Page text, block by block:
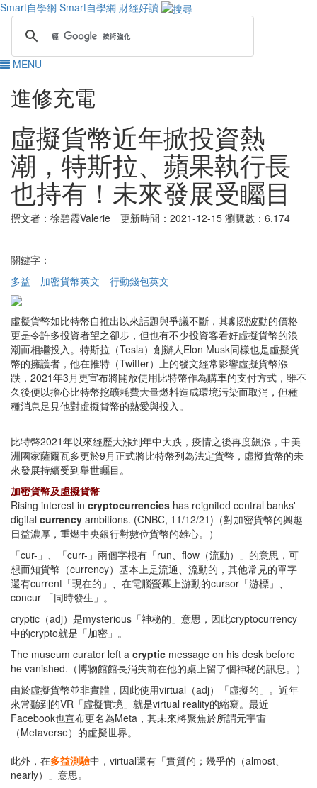
Smart自學網 Smart自學網 財經好讀
MENU
進修充電
虛擬貨幣近年掀投資熱
潮，特斯拉、蘋果執行長
也持有！未來發展受矚目
撰文者：徐碧霞Valerie 更新時間：2021-12-15 瀏覽數：6,174
關鍵字：
多益
加密貨幣英文 行動錢包英文
虛擬貨幣如比特幣自推出以來話題與爭議不斷，其劇烈波動的價格
更是令許多投資者望之卻步，但也有不少投資客看好虛擬貨幣的浪
潮而相繼投入。特斯拉（Tesla）創辦人Elon Musk同樣也是虛擬貨
幣的擁護者，他在推特（Twitter）上的發文經常影響虛擬貨幣漲
跌，2021年3月更宣布將開放使用比特幣作為購車的支付方式，雖不
久後便以擔心比特幣挖礦耗費大量燃料造成環境污染而取消，但種
種消息足見他對虛擬貨幣的熱愛與投入。
比特幣2021年以來經歷大漲到年中大跌，疫情之後再度飆漲，中美
洲國家薩爾瓦多更於9月正式將比特幣列為法定貨幣，虛擬貨幣的未
來發展持續受到舉世矚目。
加密貨幣及虛擬貨幣
Rising interest in cryptocurrencies has reignited central banks'
digital currency ambitions. (CNBC, 11/12/21)（對加密貨幣的興趣
日益濃厚，重燃中央銀行對數位貨幣的雄心。）
「cur-」、「curr-」兩個字根有「run、flow（流動）」的意思，可
想而知貨幣（currency）基本上是流通、流動的，其他常見的單字
還有current「現在的」、在電腦螢幕上游動的cursor「游標」、
concur 「同時發生」。
cryptic（adj）是mysterious「神秘的」意思，因此cryptocurrency
中的crypto就是「加密」。
The museum curator left a cryptic message on his desk before
he vanished.（博物館館長消失前在他的桌上留了個神秘的訊息。）
由於虛擬貨幣並非實體，因此使用virtual（adj）「虛擬的」。近年
來常聽到的VR「虛擬實境」就是virtual reality的縮寫。最近
Facebook也宣布更名為Meta，其未來將聚焦於所謂元宇宙
（Metaverse）的虛擬世界。
此外，在多益測驗中，virtual還有「實質的；幾乎的（almost、
nearly）」意思。